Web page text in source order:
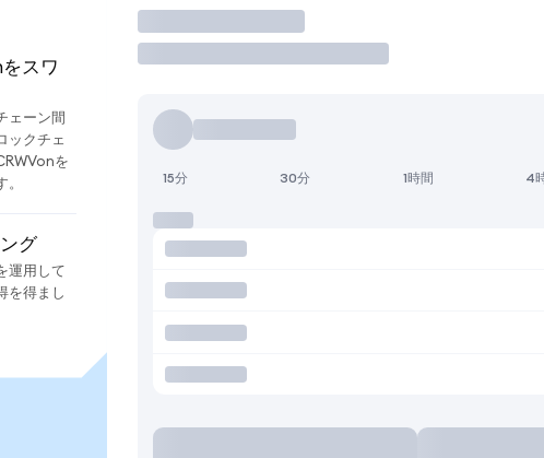
スワ
ェーン間
ックチェ
を
。
グ
運用して
を得まし
取引
15分 30分 1時間 4